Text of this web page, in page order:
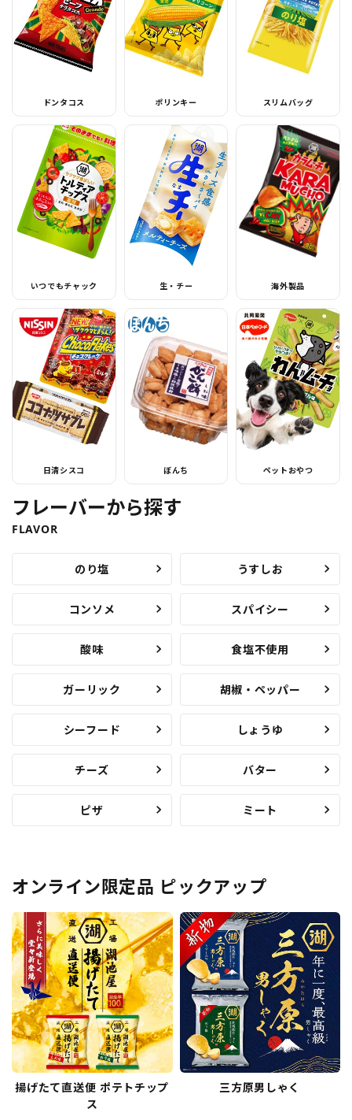
ドンタコス ポリンキー スリムバッグ
いつでもチャック 生・チー 海外製品
日清シスコ ぼんち ペットおやつ
フレーバーから探す
FLAVOR
のり塩 うすしお
コンソメ スパイシー
酸味 食塩不使用
ガーリック 胡椒・ペッパー
シーフード しょうゆ
チーズ バター
ピザ ミート
オンライン限定品 ピックアップ
揚げたて直送便 ポテトチップ
ス
三方原男しゃく